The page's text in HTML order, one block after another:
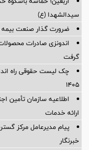
سیدالشهدا (ع)
ضرورت گذار صنعت بیمه
اندونزی صادرات
گرفت
چک لیست حقوقی راه
۱۴۰۵
اطلاعیه سازمان
ارائه خدمات
پیام مدیرعامل مرکز
خبرنگار